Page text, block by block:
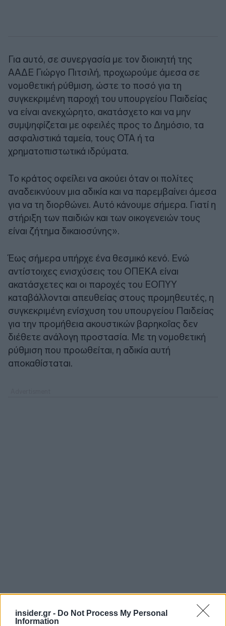
insider.gr - Do Not Process My Personal
Information
Για αυτό, σε συνεργασία με τον διοικητή της
ΑΑΔΕ Γιώργο Πιτσιλή, προχωρούμε άμεσα σε
νομοθετική ρύθμιση, ώστε το ποσό για τη
συγκεκριμένη παροχή του υπουργείου Παιδείας
να είναι ανεκχώρητο, ακατάσχετο και να μην
συμψηφίζεται με οφειλές προς το Δημόσιο, τα
ασφαλιστικά ταμεία, τους ΟΤΑ ή τα
χρηματοπιστωτικά ιδρύματα.
Το κράτος οφείλει να ακούει όταν οι πολίτες
αναδεικνύουν μια αδικία και να παρεμβαίνει άμεσα
για να τη διορθώνει. Αυτό κάνουμε σήμερα. Γιατί η
στήριξη των παιδιών και των οικογενειών τους
είναι ζήτημα δικαιοσύνης».
Έως σήμερα υπήρχε ένα θεσμικό κενό. Ενώ
αντίστοιχες ενισχύσεις του ΟΠΕΚΑ είναι
ακατάσχετες και οι παροχές του ΕΟΠΥΥ
καταβάλλονται απευθείας στους προμηθευτές, η
συγκεκριμένη ενίσχυση του υπουργείου Παιδείας
για την προμήθεια ακουστικών βαρηκοΐας δεν
διέθετε ανάλογη προστασία. Με τη νομοθετική
ρύθμιση που προωθείται, η αδικία αυτή
αποκαθίσταται.